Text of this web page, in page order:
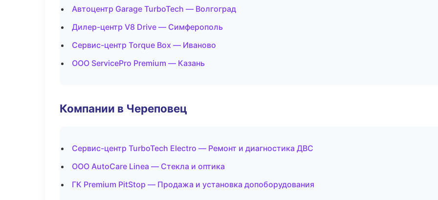
Автоцентр Garage TurboTech — Волгоград
Дилер-центр V8 Drive — Симферополь
Сервис-центр Torque Box — Иваново
ООО ServicePro Premium — Казань
Компании в Череповец
Сервис-центр TurboTech Electro — Ремонт и диагностика ДВС
ООО AutoCare Linea — Стекла и оптика
ГК Premium PitStop — Продажа и установка допоборудования